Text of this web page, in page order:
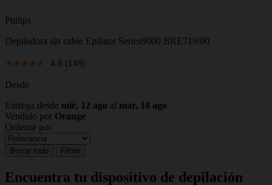
Philips
Depiladora sin cable Epilator Series9000 BRE719/00
4.6 (149)
Desde
Entrega desde mié, 12 ago al mar, 18 ago
Vendido por Orange
Ordenar por
Borrar todo Filtrar
Encuentra tu dispositivo de depilación